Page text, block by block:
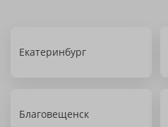
Екатеринбург
Благовещенск